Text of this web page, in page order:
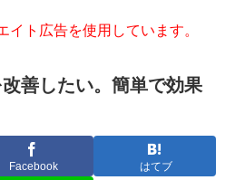
イト広告を使用しています。
善したい。簡単で効果
Facebook はてブ